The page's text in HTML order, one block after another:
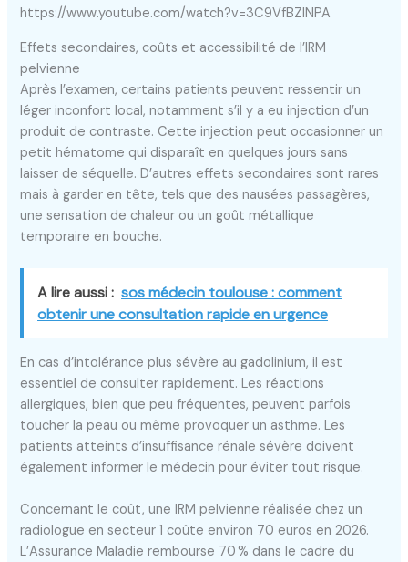
https://www.youtube.com/watch?v=3C9VfBZlNPA
Effets secondaires, coûts et accessibilité de l’IRM
pelvienne
Après l’examen, certains patients peuvent ressentir un
léger inconfort local, notamment s’il y a eu injection d’un
produit de contraste. Cette injection peut occasionner un
petit hématome qui disparaît en quelques jours sans
laisser de séquelle. D’autres effets secondaires sont rares
mais à garder en tête, tels que des nausées passagères,
une sensation de chaleur ou un goût métallique
temporaire en bouche.
A lire aussi : sos médecin toulouse : comment
obtenir une consultation rapide en urgence
En cas d’intolérance plus sévère au gadolinium, il est
essentiel de consulter rapidement. Les réactions
allergiques, bien que peu fréquentes, peuvent parfois
toucher la peau ou même provoquer un asthme. Les
patients atteints d’insuffisance rénale sévère doivent
également informer le médecin pour éviter tout risque.
Concernant le coût, une IRM pelvienne réalisée chez un
radiologue en secteur 1 coûte environ 70 euros en 2026.
L’Assurance Maladie rembourse 70 % dans le cadre du